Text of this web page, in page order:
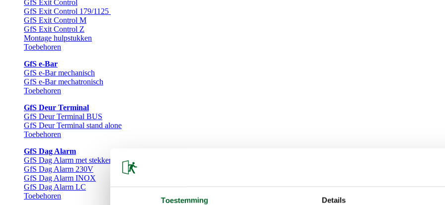
Toestemming Details
GfS Exit Control
GfS Exit Control 179/1125
GfS Exit Control M
GfS Exit Control Z
Montage hulpstukken
Toebehoren
GfS e-Bar
GfS e-Bar mechanisch
GfS e-Bar mechatronisch
Toebehoren
GfS Deur Terminal
GfS Deur Terminal BUS
GfS Deur Terminal stand alone
Toebehoren
GfS Dag Alarm
GfS Dag Alarm met stekker
GfS Dag Alarm 230V
GfS Dag Alarm INOX
GfS Dag Alarm LC
Toebehoren